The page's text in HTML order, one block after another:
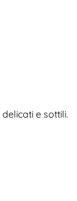
e sottili.